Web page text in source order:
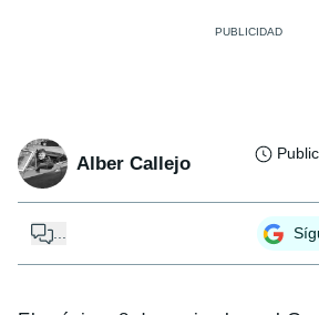
Alber Callejo
...